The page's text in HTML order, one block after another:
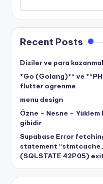
Recent Posts
Diziler ve para
*Go (Golang)** ve
flutter ogrenme
menu design
Özne – Nesne –
gibidir
Supabase Error
statement
(SQLSTATE 42P05)